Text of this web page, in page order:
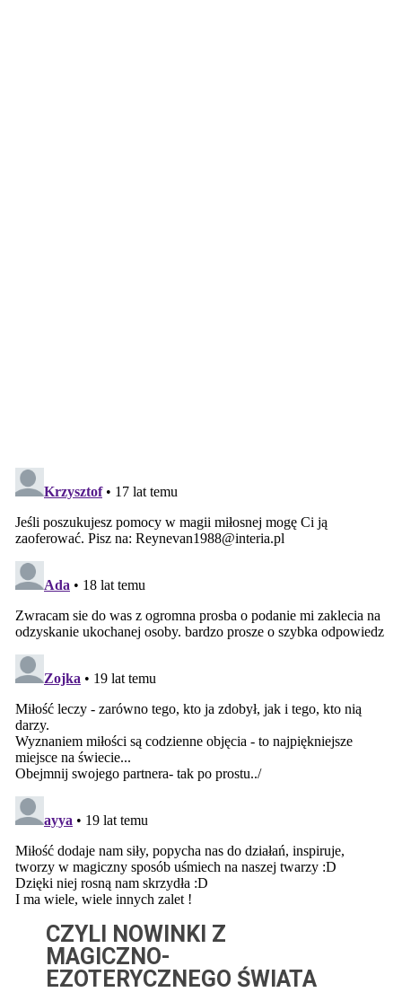
CZYLI NOWINKI Z
MAGICZNO-
EZOTERYCZNEGO ŚWIATA